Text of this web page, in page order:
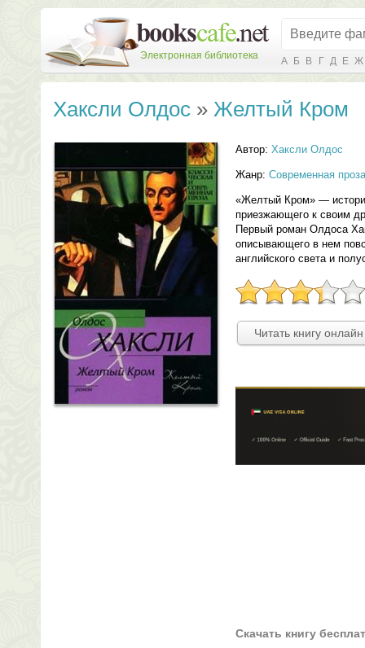
Электронная библиотека А Б В Г Д Е Ж
Хаксли Олдос » Желтый Кром
Автор: Хаксли Олдос
Жанр: Современная проза
«Желтый Кром» —
приезжающего к своим
Первый роман Олдоса
описывающего в нем
английского света и
Читать книгу
Скачать книгу